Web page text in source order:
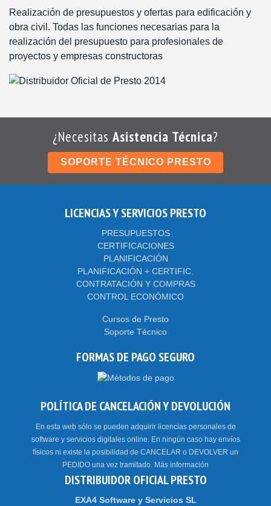
Realización de presupuestos y ofertas para edificación y
obra civil. Todas las funciones necesarias para la
realización del presupuesto para profesionales de
proyectos y empresas constructoras
¿Necesitas Asistencia Técnica?
SOPORTE TÉCNICO PRESTO
LICENCIAS Y SERVICIOS PRESTO
PRESUPUESTOS
CERTIFICACIONES
PLANIFICACIÓN
PLANIFICACIÓN + CERTIFIC.
CONTRATACIÓN Y COMPRAS
CONTROL ECONÓMICO
Cursos de Presto
Soporte Técnico
FORMAS DE PAGO SEGURO
POLÍTICA DE CANCELACIÓN Y DEVOLUCIÓN
En esta web sólo se pueden adquirir licencias personales de
software y servicios digitales online. En ningún caso hay envíos
físicos ni existe la posibilidad de CANCELAR o DEVOLVER un
PEDIDO una vez tramitado.
Más información
DISTRIBUIDOR OFICIAL PRESTO
EXA4 Software y Servicios SL